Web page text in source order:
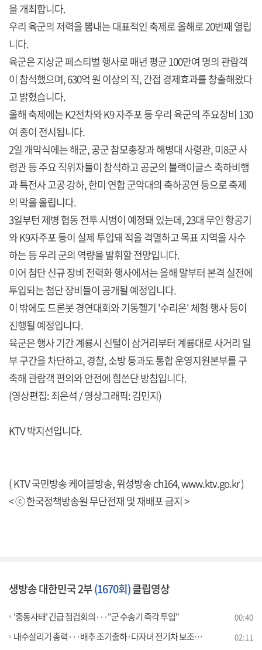
을 개최합니다.
우리 육군의 저력을 뽐내는 대표적인 축제로 올해로 20번째 열립
니다.
육군은 지상군 페스티벌 행사로 매년 평균 100만여 명의 관람객
이 참석했으며, 630억 원 이상의 직, 간접 경제효과를 창출해왔다
고 밝혔습니다.
올해 축제에는 K2전차와 K9 자주포 등 우리 육군의 주요장비 130
여 종이 전시됩니다.
2일 개막식에는 해군, 공군 참모총장과 해병대 사령관, 미8군 사
령관 등 주요 직위자들이 참석하고 공군의 블랙이글스 축하비행
과 특전사 고공 강하, 한미 연합 군악대의 축하공연 등으로 축제
의 막을 올립니다.
3일부턴 제병 협동 전투 시범이 예정돼 있는데, 23대 무인 항공기
와 K9자주포 등이 실제 투입돼 적을 격멸하고 목표 지역을 사수
하는 등 우리 군의 역량을 발휘할 전망입니다.
이어 첨단 신규 장비 전력화 행사에서는 올해 말부터 본격 실전에
투입되는 첨단 장비들이 공개될 예정입니다.
이 밖에도 드론봇 경연대회와 기동헬기 '수리온' 체험 행사 등이
진행될 예정입니다.
육군은 행사 기간 계룡시 신털이 삼거리부터 계룡대로 사거리 일
부 구간을 차단하고, 경찰, 소방 등과도 통합 운영지원본부를 구
축해 관람객 편의와 안전에 힘쓴단 방침입니다.
(영상편집: 최은석 / 영상그래픽: 김민지)
KTV 박지선입니다.
( KTV 국민방송 케이블방송, 위성방송 ch164,www.ktv.go.kr)
< ⓒ 한국정책방송원 무단전재 및 재배포 금지 >
생방송 대한민국 2부(1670회)클립영상
'중동사태' 긴급 점검회의···"군 수송기 즉각 투입" 00:40
내수살리기 총력···배추 조기출하·다자녀 전기차 보조금 확대 02:11